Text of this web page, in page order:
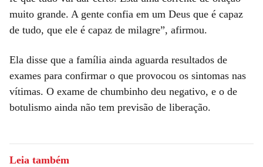
muito grande. A gente confia em um Deus que é capaz
de tudo, que ele é capaz de milagre”, afirmou.
Ela disse que a família ainda aguarda resultados de
exames para confirmar o que provocou os sintomas nas
vítimas. O exame de chumbinho deu negativo, e o de
botulismo ainda não tem previsão de liberação.
Leia também